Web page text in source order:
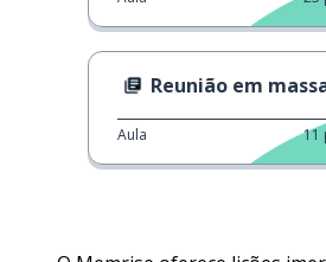
Reunião em massa no
Aula 11